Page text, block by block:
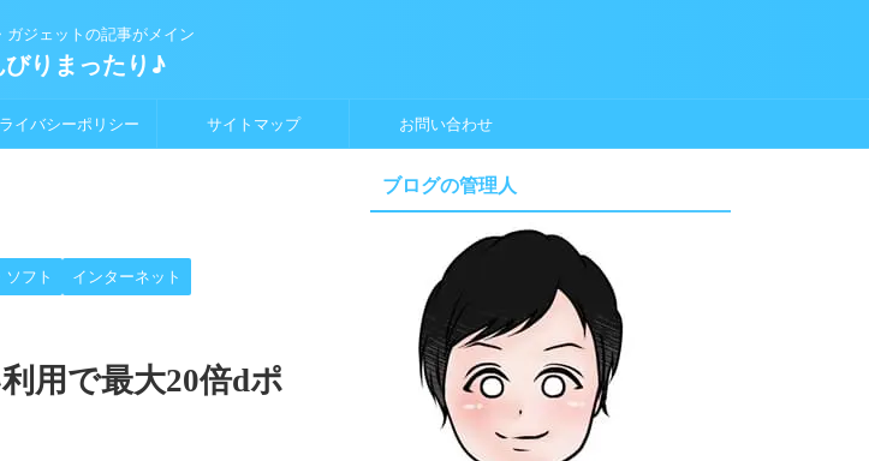
ガジェットの記事がメイン
びりまったり♪
イバシーポリシー サイトマップ お問い合わせ
ソフト インターネット
用で最大20倍dポ
ブログの管理人